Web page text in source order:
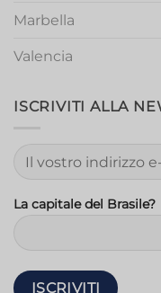
Marbella
Valencia
ISCRIVITI ALLA
La capitale del Brasile?